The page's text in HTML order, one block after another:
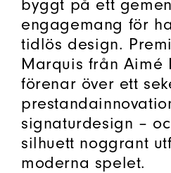
byggt på ett
engagemang för
tidlös design.
Marquis från Aimé
förenar över ett
signaturdesign –
silhuett noggrant
moderna spelet.